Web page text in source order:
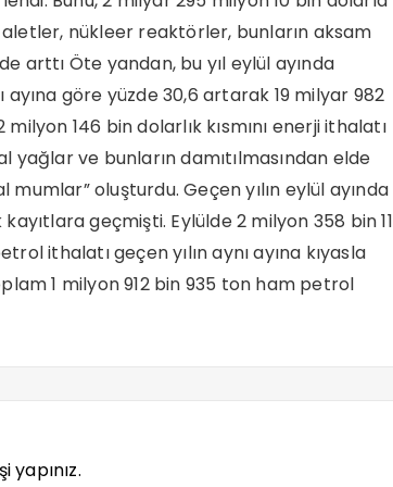
nükleer reaktörler, bunların aksam
arttı Öte yandan, bu yıl eylül ayında
ayına göre yüzde 30,6 artarak 19 milyar 982
146 bin dolarlık kısmını enerji ithalatı
ve bunların damıtılmasından elde
oluşturdu. Geçen yılın eylül ayında
geçmişti. Eylülde 2 milyon 358 bin 11
ithalatı geçen yılın aynı ayına kıyasla
1 milyon 912 bin 935 ton ham petrol
yapınız.